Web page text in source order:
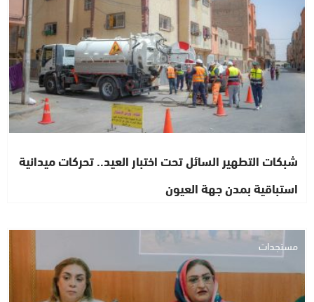
شبكات التطهير السائل تحت اختبار العيد.. تحركات ميدانية
استباقية بمدن جهة العيون
مستجدات